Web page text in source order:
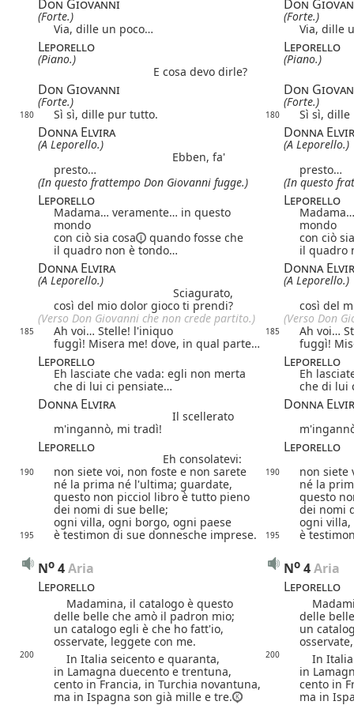
Don Giovanni Don
(Forte.)
(Forte.)
Via, dille un poco…
Via, dille
Leporello Leporello
(Piano.)
(Piano.)
E cosa devo dirle?
Don Giovanni Don
(Forte.) (Forte.)
180 Sì sì, dille pur tutto. 180 Sì sì,
Donna Elvira Donna
(A Leporello.)
(A Leporello.)
Ebben, fa'
presto…
presto…
(In questo frattempo Don Giovanni fugge.)
(In questo
Leporello Leporello
Madama… veramente… in questo
mondo
mondo
con ciò sia cosa
quando fosse che
con ciò
il quadro non è tondo…
il quadro
Donna Elvira Donna
(A Leporello.)
(A Leporello.)
Sciagurato,
così del mio dolor gioco ti prendi?
così del
(Verso Don Giovanni che non crede partito.)
(Verso Don
185 Ah voi… Stelle! l'iniquo 185
Ah voi…
fuggì! Misera me! dove, in qual parte…
fuggì!
Leporello Leporello
Eh lasciate che vada: egli non merta
Eh
che di lui ci pensiate…
che di lui
Donna Elvira Donna
Il scellerato
m'ingannò, mi tradì!
Leporello Leporello
Eh consolatevi:
190 non siete voi, non foste e non sarete 190
non siete
né la prima né l'ultima; guardate,
né la
questo non picciol libro è tutto pieno
questo
dei nomi di sue belle;
dei nomi
ogni villa, ogni borgo, ogni paese
ogni villa,
195 è testimon di sue donnesche imprese. 195 è
No 4 Aria No 4 Aria
Leporello
Leporello
Madamina, il catalogo è questo
delle belle che amò il padron mio;
delle
un catalogo egli è che ho fatt'io,
un
osservate, leggete con me.
200 In Italia seicento e quaranta, 200
In Italia
in Lamagna duecento e trentuna,
in
cento in Francia, in Turchia novantuna,
cento in
ma in Ispagna son già mille e tre.
ma in